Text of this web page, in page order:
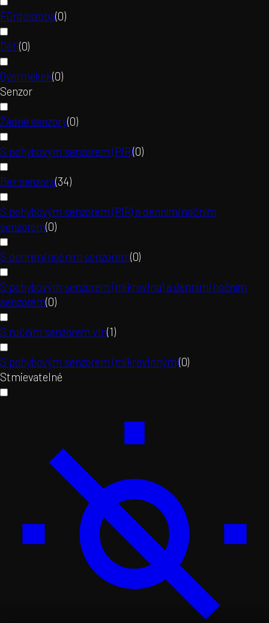
Fürdőszoba(0)
Děti(0)
Gyermekek(0)
Senzor
Žádné senzory(0)
S pohybovým senzorem (PIR)(0)
Bez senzora(34)
S pohybovým senzorem (PIR) a denním/nočním
senzorem(0)
S denním/nočním senzorem(0)
S pohybovým senzorem (mikrovlna) a denním/nočním
senzorem(0)
S ručním senzorem vln(1)
S pohybovým senzorem (mikrovlnným)(0)
Stmievatelné